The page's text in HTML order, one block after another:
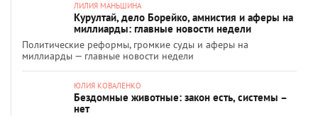
ЛИЛИЯ МАНЬШИНА
Курултай, дело Борейко, амнистия и аферы на
миллиарды: главные новости недели
Политические реформы, громкие суды и аферы на
миллиарды — главные новости недели
ЮЛИЯ КОВАЛЕНКО
Бездомные животные: закон есть, системы –
нет